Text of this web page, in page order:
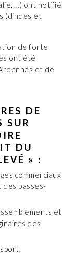
…) ont notifié
(dindes et
de forte
ont été
et de
DE
SUR
DU
» :
commerciaux
basses-
et
des